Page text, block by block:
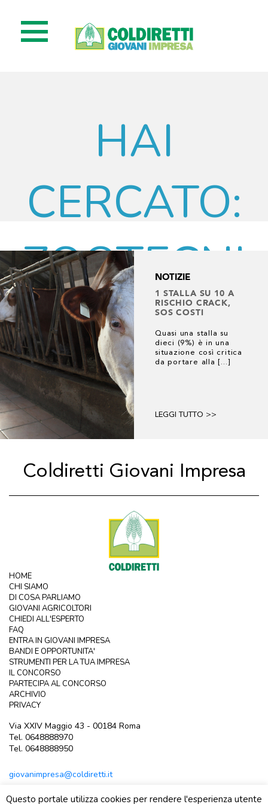
HAI
CERCATO:
ZOOTECNI
CO
1 risultato
NOTIZIE
1 STALLA SU 10 A
RISCHIO CRACK,
SOS COSTI
Quasi una stalla su
dieci (9%) è in una
situazione così critica
da portare alla [...]
LEGGI TUTTO >>
Coldiretti Giovani Impresa
HOME
CHI SIAMO
DI COSA PARLIAMO
GIOVANI AGRICOLTORI
CHIEDI ALL'ESPERTO
FAQ
ENTRA IN GIOVANI IMPRESA
BANDI E OPPORTUNITA'
STRUMENTI PER LA TUA IMPRESA
IL CONCORSO
PARTECIPA AL CONCORSO
ARCHIVIO
PRIVACY
Via XXIV Maggio 43 - 00184 Roma
Tel. 0648888970
Tel. 0648888950
giovanimpresa@coldiretti.it
Questo portale utilizza cookies per rendere l'esperienza utente